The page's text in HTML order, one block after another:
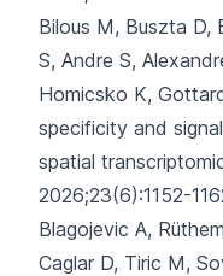
Bilous M, Buszta D,
S, Andre S,
Homicsko K,
specificity and
spatial
2026;23(6):1152-
Blagojevic A,
Caglar D, Tiric M,